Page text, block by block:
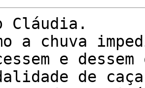
Cláudia.
a chuva
e
de